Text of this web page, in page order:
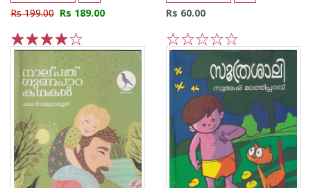
Rs 199.00 Rs 189.00
5
4
3
2
1
Rs 60.00
5
4
3
2
1